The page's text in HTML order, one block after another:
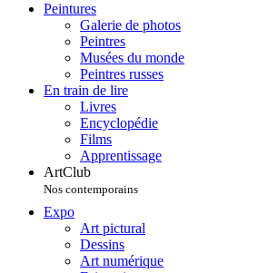
Peintures
Galerie de photos
Peintres
Musées du monde
Peintres russes
En train de lire
Livres
Encyclopédie
Films
Apprentissage
ArtClub
Nos contemporains
Expo
Art pictural
Dessins
Art numérique